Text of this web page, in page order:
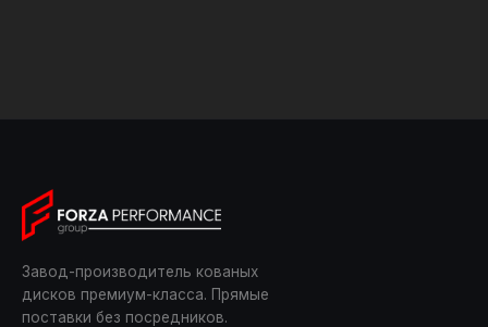
Завод-производитель кованых
дисков премиум-класса. Прямые
поставки без посредников.